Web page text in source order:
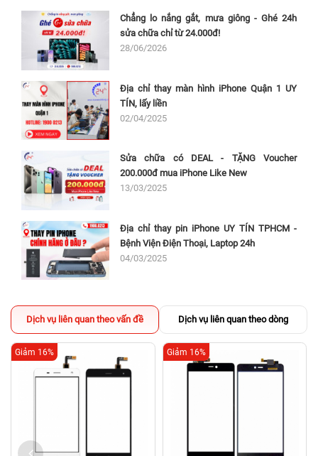
Chẳng lo nắng gắt, mưa giông - Ghé 24h
sửa chữa chỉ từ 24.000đ!
28/06/2026
Địa chỉ thay màn hình iPhone Quận 1 UY
TÍN, lấy liền
02/04/2025
Sửa chữa có DEAL - TẶNG Voucher
200.000đ mua iPhone Like New
13/03/2025
Địa chỉ thay pin iPhone UY TÍN TPHCM -
Bệnh Viện Điện Thoại, Laptop 24h
04/03/2025
Dịch vụ liên quan theo vấn đề Dịch vụ liên quan theo dòng
Giảm 16% Giảm 16%